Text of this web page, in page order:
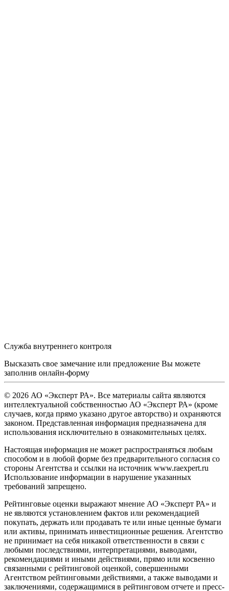
Служба внутреннего контроля
Высказать свое замечание или предложение Вы можете
заполнив онлайн-форму
© 2026 АО «Эксперт РА». Все материалы сайта являются
интеллектуальной собственностью АО «Эксперт РА» (кроме
случаев, когда прямо указано другое авторство) и охраняются
законом. Представленная информация предназначена для
использования исключительно в ознакомительных целях.
Настоящая информация не может распространяться любым
способом и в любой форме без предварительного согласия со
стороны Агентства и ссылки на источник www.raexpert.ru
Использование информации в нарушение указанных
требований запрещено.
Рейтинговые оценки выражают мнение АО «Эксперт РА» и
не являются установлением фактов или рекомендацией
покупать, держать или продавать те или иные ценные бумаги
или активы, принимать инвестиционные решения. Агентство
не принимает на себя никакой ответственности в связи с
любыми последствиями, интерпретациями, выводами,
рекомендациями и иными действиями, прямо или косвенно
связанными с рейтинговой оценкой, совершенными
Агентством рейтинговыми действиями, а также выводами и
заключениями, содержащимися в рейтинговом отчете и пресс-